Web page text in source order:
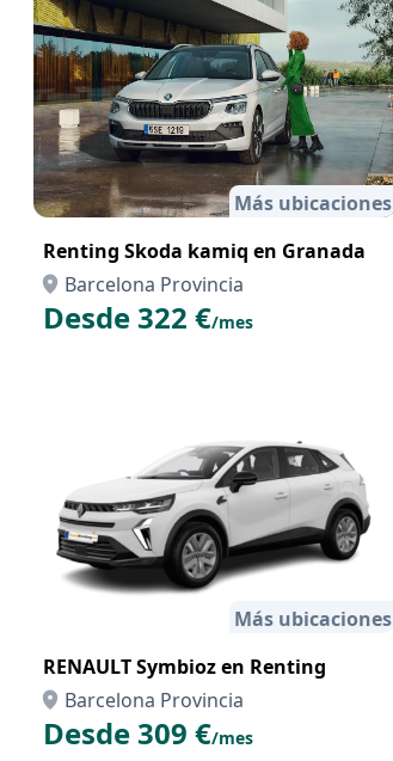
Más ubicaciones
Renting Skoda kamiq en Granada
Barcelona Provincia
Desde 322 €/mes
Más ubicaciones
RENAULT Symbioz en Renting
Barcelona Provincia
Desde 309 €/mes